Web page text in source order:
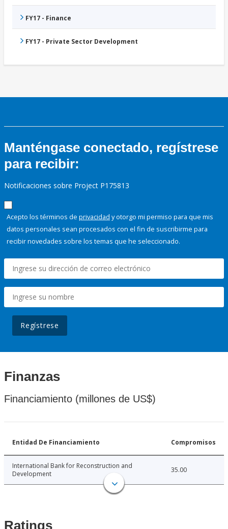
FY17 - Finance
FY17 - Private Sector Development
Manténgase conectado, regístrese
para recibir:
Notificaciones sobre Project P175813
Acepto los términos de privacidad y otorgo mi permiso para que mis
datos personales sean procesados con el fin de suscribirme para
recibir novedades sobre los temas que he seleccionado.
Regístrese
Finanzas
Financiamiento (millones de US$)
Entidad De Financiamiento Compromisos
International Bank for Reconstruction and
Development
35.00
Ratings